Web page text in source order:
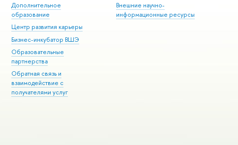
Дополнительное
образование
Центр развития карьеры
Бизнес-инкубатор ВШЭ
Образовательные
партнерства
Обратная связь и
взаимодействие с
получателями услуг
Внешние научно-
информационные ресурсы